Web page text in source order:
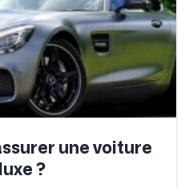
une voiture
?